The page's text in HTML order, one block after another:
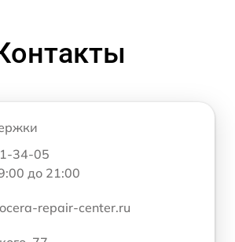
34-05
до 21:00
repair-center.ru